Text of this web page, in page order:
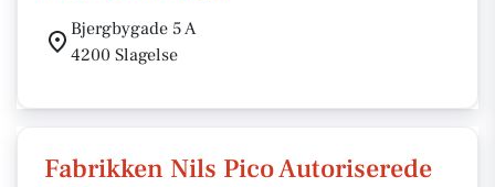
Bjergbygade 5 A
4200 Slagelse
Fabrikken Nils Pico Autoriserede